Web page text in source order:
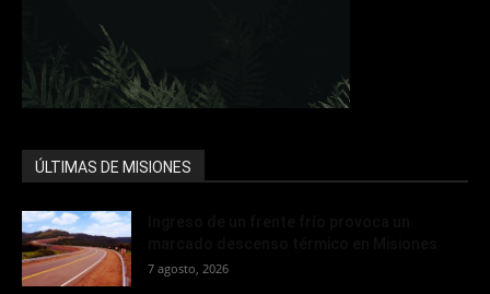
ÚLTIMAS DE MISIONES
7 agosto, 2026